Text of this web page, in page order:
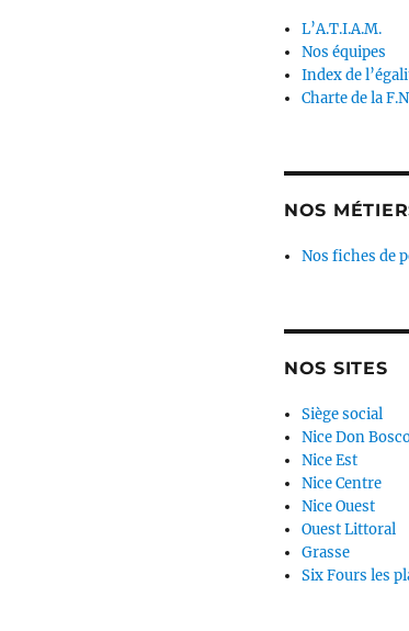
L’A.T.I.A.M.
Nos équipes
Index de
Charte de la
NOS
Nos fiches de
NOS SITES
Siège social
Nice Don
Nice Est
Nice Centre
Nice Ouest
Ouest Littoral
Grasse
Six Fours les